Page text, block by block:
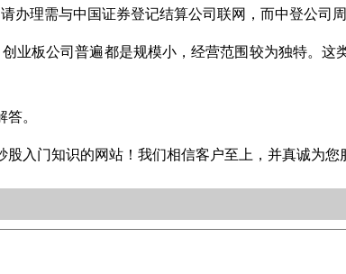
办理需与中国证券登记结算公司联网，而中登公司周
业板公司普遍都是规模小，经营范围较为独特。
。
入门知识的网站！我们相信客户至上，并真诚为您